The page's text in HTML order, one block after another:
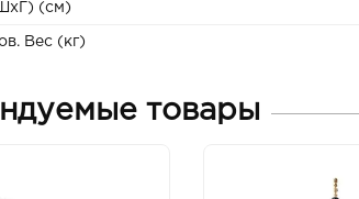
(см)
Вес (кг)
товары